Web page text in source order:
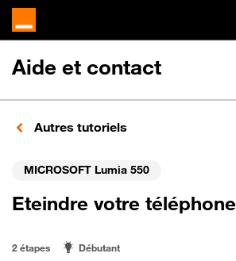
Aide et contact
Autres tutoriels
MICROSOFT Lumia 550
Eteindre votre téléphone
2 étapes Débutant